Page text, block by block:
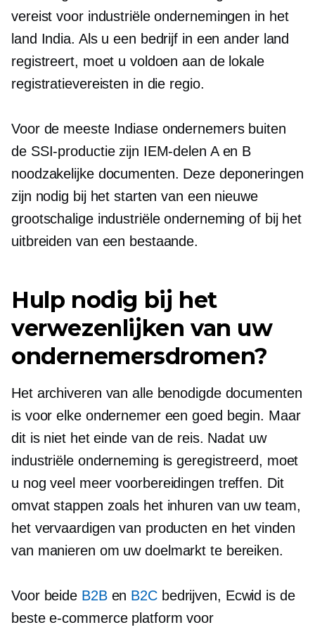
vereist voor industriële ondernemingen in het
land India. Als u een bedrijf in een ander land
registreert, moet u voldoen aan de lokale
registratievereisten in die regio.
Voor de meeste Indiase ondernemers buiten
de SSI-productie zijn IEM-delen A en B
noodzakelijke documenten. Deze deponeringen
zijn nodig bij het starten van een nieuwe
grootschalige industriële onderneming of bij het
uitbreiden van een bestaande.
Hulp nodig bij het
verwezenlijken van uw
ondernemersdromen?
Het archiveren van alle benodigde documenten
is voor elke ondernemer een goed begin. Maar
dit is niet het einde van de reis. Nadat uw
industriële onderneming is geregistreerd, moet
u nog veel meer voorbereidingen treffen. Dit
omvat stappen zoals het inhuren van uw team,
het vervaardigen van producten en het vinden
van manieren om uw doelmarkt te bereiken.
Voor beide B2Ben B2Cbedrijven, Ecwid is de
bestee-commerceplatform voor